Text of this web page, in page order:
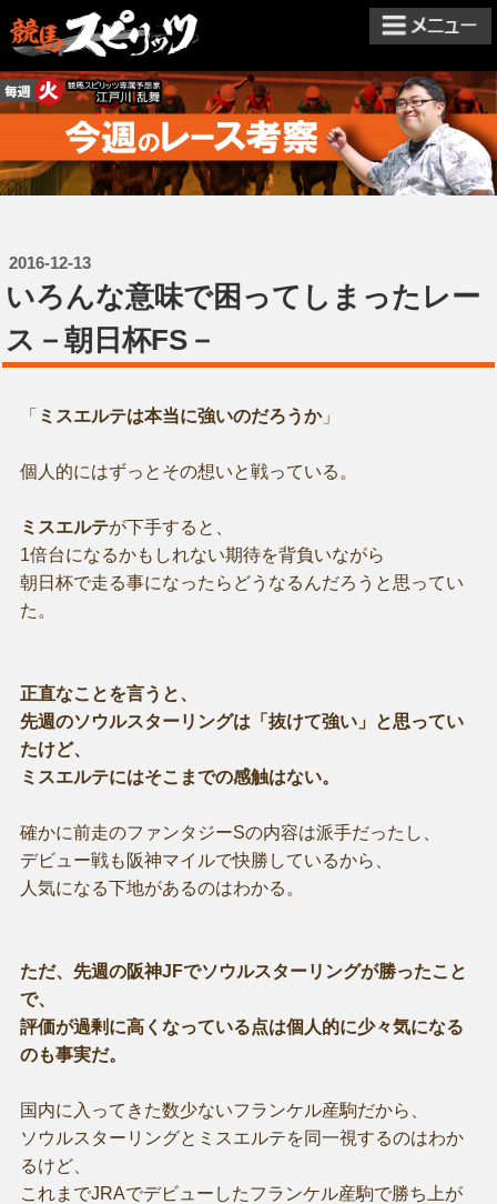
2016-12-13
いろんな意味で困ってしまったレー
ス－朝日杯FS－
「 ミスエルテは本当に強いのだろうか」
個人的にはずっとその想いと戦っている。
ミスエルテが下手すると、
1倍台になるかもしれない期待を背負いながら
朝日杯で走る事になったらどうなるんだろうと思ってい
た。
正直なことを言うと、
先週のソウルスターリングは「抜けて強い」と思ってい
たけど、
ミスエルテにはそこまでの感触はない。
確かに前走のファンタジーSの内容は派手だったし、
デビュー戦も阪神マイルで快勝しているから、
人気になる下地があるのはわかる。
ただ、先週の阪神JFでソウルスターリングが勝ったこと
で、
評価が過剰に高くなっている点は個人的に少々気になる
のも事実だ。
国内に入ってきた数少ないフランケル産駒だから、
ソウルスターリングとミスエルテを同一視するのはわか
るけど、
これまでJRAでデビューしたフランケル産駒で勝ち上が